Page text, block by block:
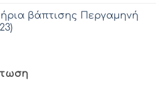
βάπτισης Περγαμηνή